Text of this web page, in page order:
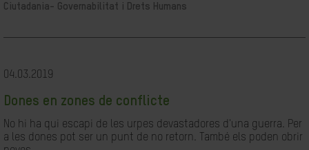
Ciutadania- Governabilitat i Drets Humans
04.03.2019
Dones en zones de conflicte
No hi ha qui escapi de les urpes devastadores d'una guerra. Per
a les dones pot ser un punt de no retorn. També els poden obrir